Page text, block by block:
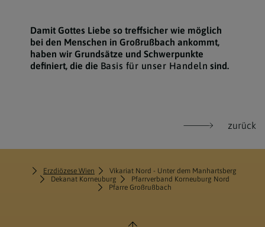
Damit Gottes Liebe so treffsicher wie möglich
bei den Menschen in Großrußbach ankommt,
haben wir Grundsätze und Schwerpunkte
definiert, die die Basis für unser Handeln sind.
zurück
Erzdiözese Wien
Vikariat Nord - Unter dem Manhartsberg
Dekanat Korneuburg
Pfarrverband Korneuburg Nord
Pfarre Großrußbach